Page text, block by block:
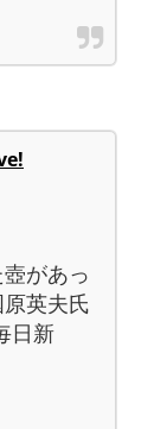
があっ
英夫氏
日新